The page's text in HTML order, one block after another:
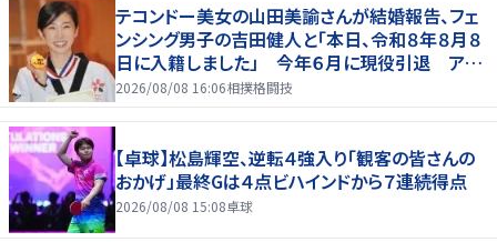
テコンドー美女の山田美諭さんが結婚報告、フェ
ンシング男子の吉田健人と「本日、令和８年８月８
日に入籍しました」 今年６月に現役引退 アス
リート仲間からも祝福の声
2026/08/08 16:06相撲格闘技
【卓球】松島輝空、逆転４強入り「観客の皆さんの
おかげ」最終Gは４点ビハインドから７連続得点
2026/08/08 15:08卓球